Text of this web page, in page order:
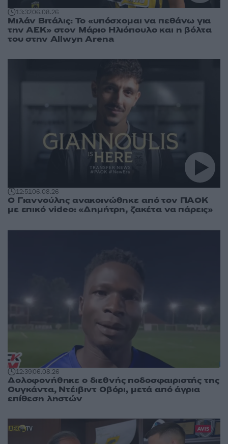
13:3206.08.26
Μιλάν Βιτάλις: Το «υπόσχομαι να πεθάνω για
την ΑΕΚ» στον Μάριο Ηλιόπουλο και η βόλτα
του στην Allwyn Arena
12:5106.08.26
Ο Γιαννούλης ανακοινώθηκε από τον ΠΑΟΚ
με επικό video: «Δημήτρη, ζακέτα να πάρεις»
12:3906.08.26
Δολοφονήθηκε o διεθνής ποδοσφαιριστής της
Ουγκάντα, Ντέιβιντ Οβόρι, μετά από άγρια
επίθεση ληστών